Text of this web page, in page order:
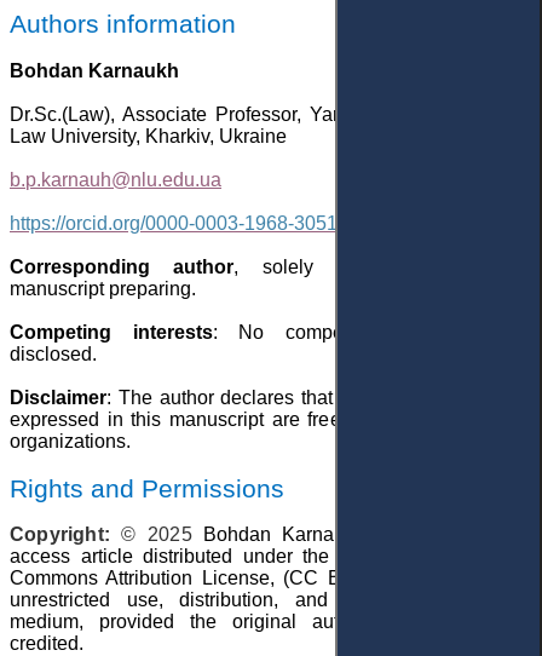
Authors information
Bohdan Karnaukh
Dr.Sc.(Law), Associate Professor, Yaroslav Mudryi National
Law University, Kharkiv, Ukraine
b.p.karnauh@nlu.edu.ua
https://orcid.org/0000-0003-1968-3051
Corresponding author,
solely responsible for the
manuscript preparing.
Competing interests: No competing interests were
disclosed.
Disclaimer: The author declares that his opinion and views
expressed in this manuscript are free of any impact of any
organizations.
Rights and Permissions
Copyright: © 2025 Bohdan Karnaukh
access article distributed under the terms of the Creative
Commons Attribution License, (CC BY 4.0), which permits
unrestricted use, distribution, and reproduction in any
medium, provided the original author and source are
credited.